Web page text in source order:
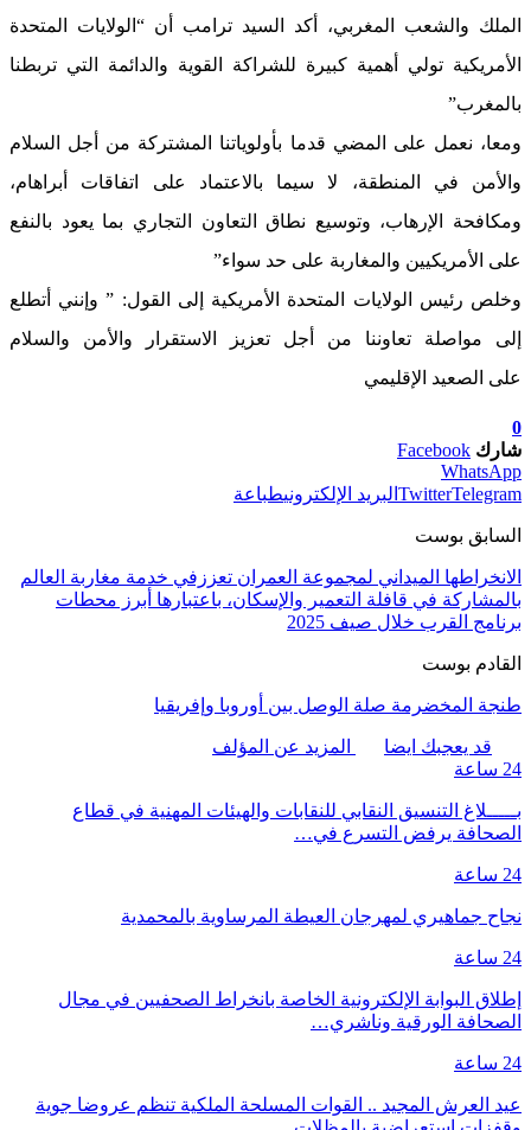
الملك والشعب المغربي، أكد السيد ترامب أن “الولايات المتحدة
الأمريكية تولي أهمية كبيرة للشراكة القوية والدائمة التي تربطنا
بالمغرب”
ومعا، نعمل على المضي قدما بأولوياتنا المشتركة من أجل السلام
والأمن في المنطقة، لا سيما بالاعتماد على اتفاقات أبراهام،
ومكافحة الإرهاب، وتوسيع نطاق التعاون التجاري بما يعود بالنفع
على الأمريكيين والمغاربة على حد سواء”
وخلص رئيس الولايات المتحدة الأمريكية إلى القول: ” وإنني أتطلع
إلى مواصلة تعاوننا من أجل تعزيز الاستقرار والأمن والسلام
على الصعيد الإقليمي
0
شارك Facebook
WhatsApp
TwitterTelegram البريد الإلكترونيطباعة
السابق بوست
الانخراطها الميداني لمجموعة العمران تعززفي خدمة مغاربة العالم
بالمشاركة في قافلة التعمير والإسكان، باعتبارها أبرز محطات
برنامج القرب خلال صيف 2025
القادم بوست
طنجة المخضرمة صلة الوصل بين أوروبا وإفريقيا
قد يعجبك ايضا
المزيد عن المؤلف
24 ساعة
بـــــلاغ التنسيق النقابي للنقابات والهيئات المهنية في قطاع
الصحافة يرفض التسرع في…
24 ساعة
نجاح جماهيري لمهرجان العيطة المرساوية بالمحمدية
24 ساعة
إطلاق البوابة الإلكترونية الخاصة بانخراط الصحفيين في مجال
الصحافة الورقية وناشري…
24 ساعة
عيد العرش المجيد .. القوات المسلحة الملكية تنظم عروضا جوية